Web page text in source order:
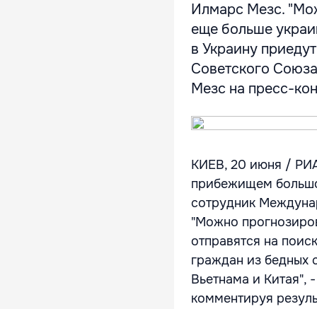
Илмарс Мезс.
еще больше
в Украину
Советского
Мезс на пресс-
КИЕВ, 20 июня / РИА
прибежищем
сотрудник
"Можно
отправятся на
граждан из бедных
Вьетнама и Китая",
комментируя